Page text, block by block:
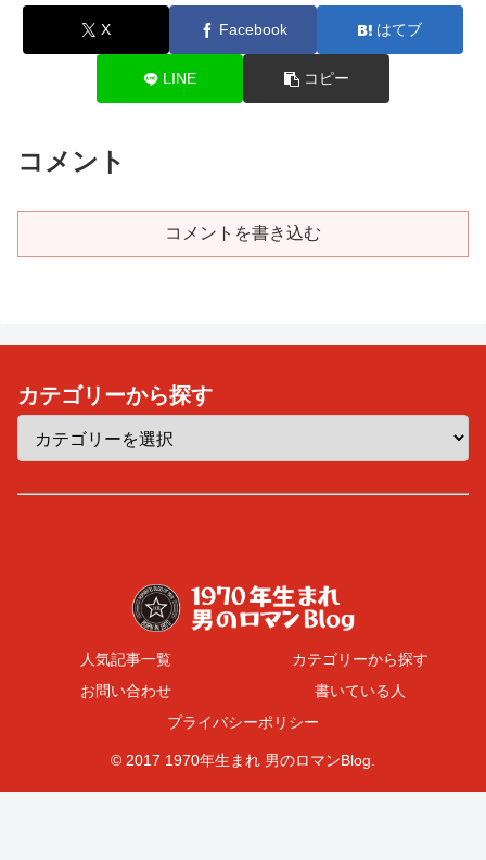
X Facebook はてブ
LINE コピー
コメント
コメントを書き込む
カテゴリーから探す
人気記事一覧
カテゴリーから探す
お問い合わせ
書いている人
プライバシーポリシー
© 2017 1970年生まれ 男のロマンBlog.